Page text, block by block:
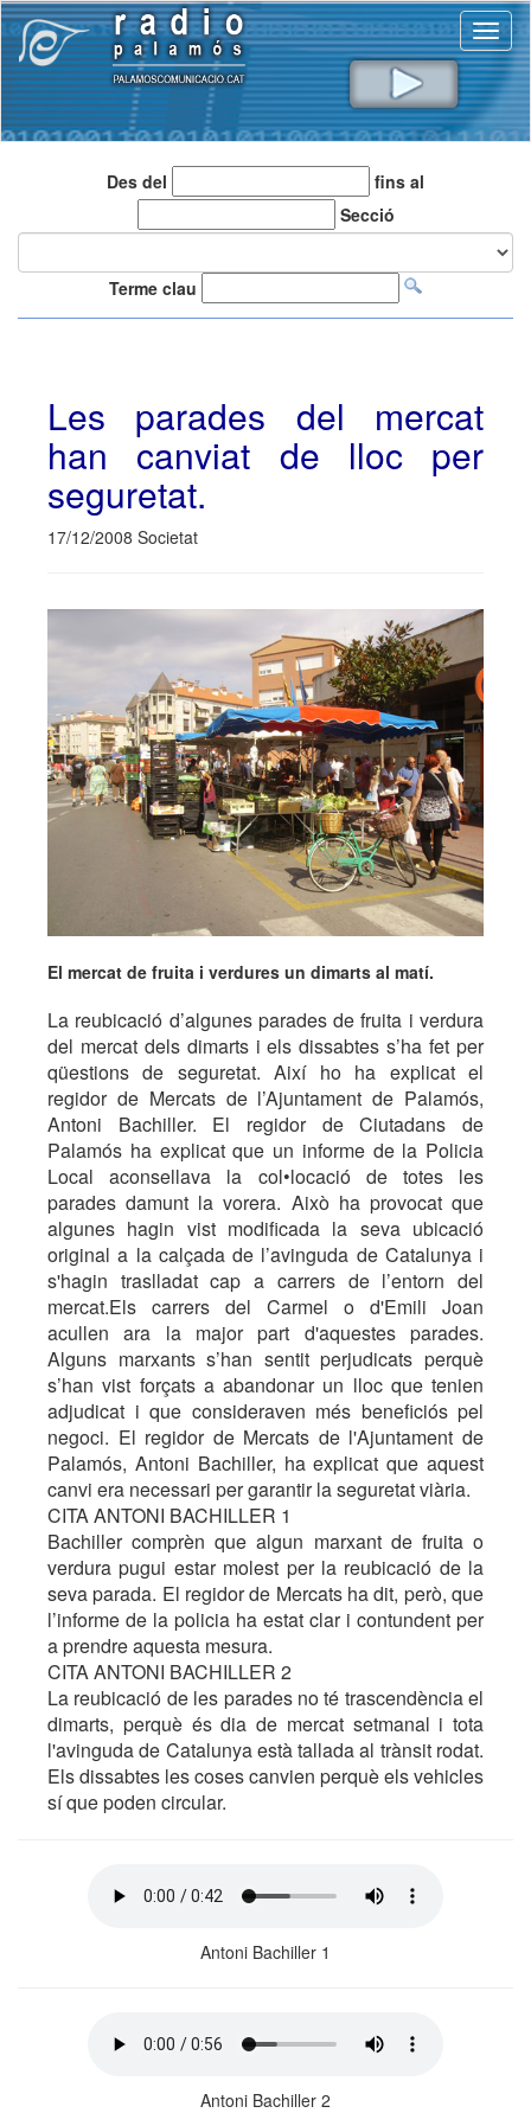
Des del
fins al
Secció
Terme clau
Les parades del mercat
han canviat de lloc per
seguretat.
17/12/2008 Societat
El mercat de fruita i verdures un dimarts al matí.
La reubicació d’algunes parades de fruita i verdura
del mercat dels dimarts i els dissabtes s’ha fet per
qüestions de seguretat. Així ho ha explicat el
regidor de Mercats de l’Ajuntament de Palamós,
Antoni Bachiller. El regidor de Ciutadans de
Palamós ha explicat que un informe de la Policia
Local aconsellava la col•locació de totes les
parades damunt la vorera. Això ha provocat que
algunes hagin vist modificada la seva ubicació
original a la calçada de l’avinguda de Catalunya i
s'hagin traslladat cap a carrers de l’entorn del
mercat.Els carrers del Carmel o d'Emili Joan
acullen ara la major part d'aquestes parades.
Alguns marxants s’han sentit perjudicats perquè
s’han vist forçats a abandonar un lloc que tenien
adjudicat i que consideraven més beneficiós pel
negoci. El regidor de Mercats de l'Ajuntament de
Palamós, Antoni Bachiller, ha explicat que aquest
canvi era necessari per garantir la seguretat viària.
CITA ANTONI BACHILLER 1
Bachiller comprèn que algun marxant de fruita o
verdura pugui estar molest per la reubicació de la
seva parada. El regidor de Mercats ha dit, però, que
l’informe de la policia ha estat clar i contundent per
a prendre aquesta mesura.
CITA ANTONI BACHILLER 2
La reubicació de les parades no té trascendència el
dimarts, perquè és dia de mercat setmanal i tota
l'avinguda de Catalunya està tallada al trànsit rodat.
Els dissabtes les coses canvien perquè els vehicles
sí que poden circular.
Antoni Bachiller 1
Antoni Bachiller 2